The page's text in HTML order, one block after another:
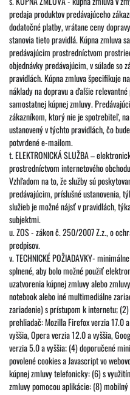
predaja produktov predávajúceho
dodatočné platby, vrátane ceny
stanovia tieto pravidlá. Kúpna zmluva
predávajúcim prostredníctvom
objednávky predávajúcim, v súlade so
pravidlách. Kúpna zmluva špecifikuje
náklady na dopravu a ďalšie
samostatnej kúpnej zmluvy.
zákazníkom, ktorý nie je spotrebiteľ,
ustanovený v týchto pravidlách, čo
potvrdené e-mailom.
t. ELEKTRONICKÁ SLUŽBA –
prostredníctvom internetového
Vzhľadom na to, že služby sú
predávajúcim, príslušné ustanovenia,
služieb je možné nájsť v pravidlách,
subjektmi.
u. ZOS - zákon č. 250/2007 Z.z., o
predpisov.
v. TECHNICKÉ POŽIADAVKY-
splnené, aby bolo možné použiť
uzatvorenia kúpnej zmluvy alebo
notebook alebo iné multimediálne
zariadenie) s prístupom k internetu;
prehliadač: Mozilla Firefox verzia 17.0
vyššia, Opera verzia 12.0 a vyššia,
verzia 5.0 a vyššia; (4) doporučené
povolené cookies a Javascript vo
kúpnej zmluvy telefonicky: (6) s
zmluvy pomocou aplikácie: (8)